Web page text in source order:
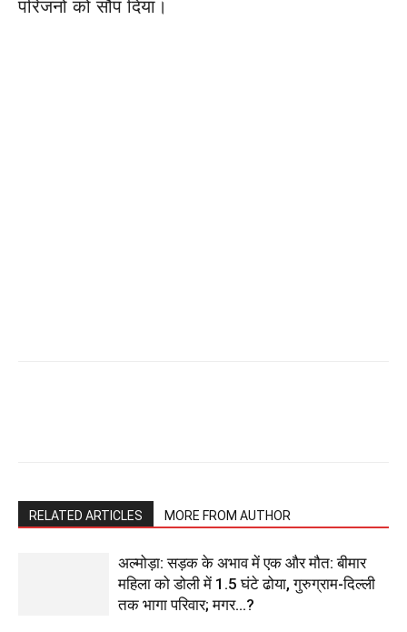
परिजनों को सौंप दिया।
RELATED ARTICLES MORE FROM AUTHOR
अल्मोड़ा: सड़क के अभाव में एक और मौत: बीमार
महिला को डोली में 1.5 घंटे ढोया, गुरुग्राम-दिल्ली
तक भागा परिवार; मगर…?